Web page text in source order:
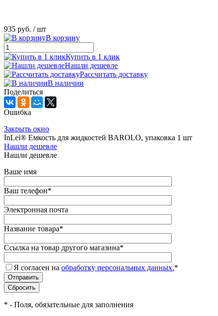
935 руб. / шт
В корзину
Купить в 1 клик
Нашли дешевле
Рассчитать доставку
В наличии
Поделиться
Ошибка
Закрыть окно
InLei® Емкость для жидкостей BAROLO, упаковка 1 шт
Нашли дешевле
Нашли дешевле
Ваше имя
Ваш телефон*
Электронная почта
Название товара*
Ссылка на товар другого магазина*
Я согласен на обработку персональных данных.*
* - Поля, обязательные для заполнения